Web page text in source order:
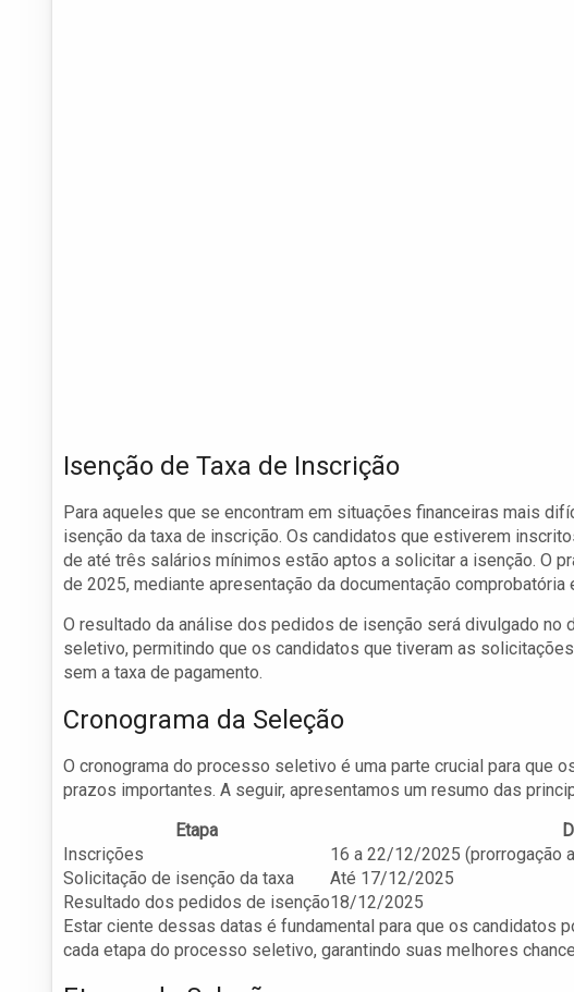
Isenção de Taxa de Inscrição
Para aqueles que se encontram em situações financeiras mais
isenção da taxa de inscrição. Os candidatos que estiverem
de até três salários mínimos estão aptos a solicitar a isenção. O
de 2025, mediante apresentação da documentação comprobatória
O resultado da análise dos pedidos de isenção será divulgado no
seletivo, permitindo que os candidatos que tiveram as
sem a taxa de pagamento.
Cronograma da Seleção
O cronograma do processo seletivo é uma parte crucial para que
prazos importantes. A seguir, apresentamos um resumo das
Etapa
Inscrições
16 a 22/12/2025 (prorrogação
Solicitação de isenção da taxa
Até 17/12/2025
Resultado dos pedidos de isenção18/12/2025
Estar ciente dessas datas é fundamental para que os candidatos
cada etapa do processo seletivo, garantindo suas melhores